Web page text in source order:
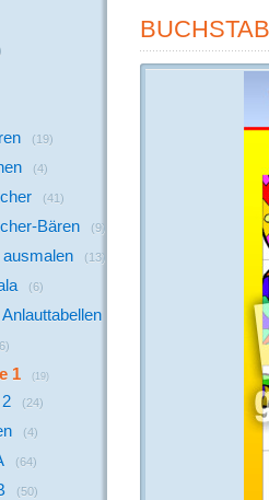
(19)
(4)
(41)
Bären (9)
(13)
(6)
1 (19)
(24)
(4)
(64)
(50)